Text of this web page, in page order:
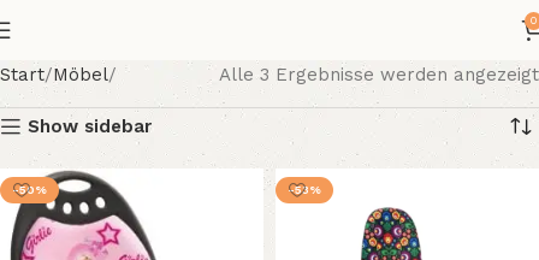
0
Start Möbel Alle 3 Ergebnisse werden angezeigt
Show sidebar
-50% -53%